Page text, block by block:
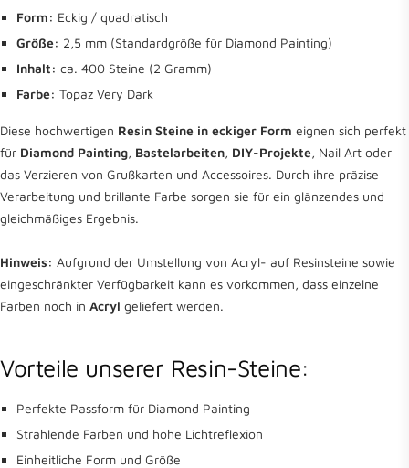
Form: Eckig / quadratisch
Größe: 2,5 mm (Standardgröße für Diamond Painting)
Inhalt: ca. 400 Steine (2 Gramm)
Farbe: Topaz Very Dark
Diese hochwertigen Resin Steine in eckiger Form eignen sich perfekt
für Diamond Painting, Bastelarbeiten, DIY-Projekte, Nail Art oder
das Verzieren von Grußkarten und Accessoires. Durch ihre präzise
Verarbeitung und brillante Farbe sorgen sie für ein glänzendes und
gleichmäßiges Ergebnis.
Hinweis: Aufgrund der Umstellung von Acryl- auf Resinsteine sowie
eingeschränkter Verfügbarkeit kann es vorkommen, dass einzelne
Farben noch in Acryl geliefert werden.
Vorteile unserer Resin-Steine:
Perfekte Passform für Diamond Painting
Strahlende Farben und hohe Lichtreflexion
Einheitliche Form und Größe